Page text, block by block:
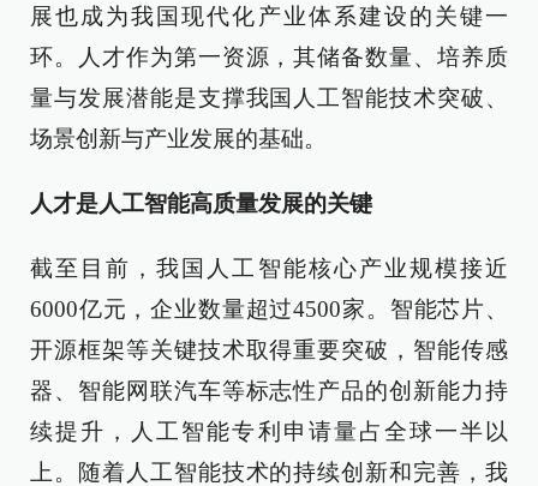
展也成为我国现代化产业体系建设的关键一
环。人才作为第一资源，其储备数量、培养质
量与发展潜能是支撑我国人工智能技术突破、
场景创新与产业发展的基础。
人才是人工智能高质量发展的关键
截至目前，我国人工智能核心产业规模接近
6000亿元，企业数量超过4500家。智能芯片、
开源框架等关键技术取得重要突破，智能传感
器、智能网联汽车等标志性产品的创新能力持
续提升，人工智能专利申请量占全球一半以
上。随着人工智能技术的持续创新和完善，我